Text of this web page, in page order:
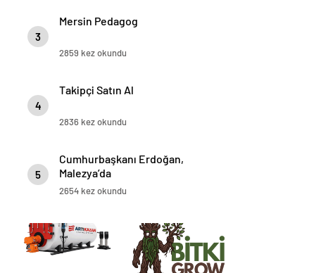
3
Mersin Pedagog
2859 kez okundu
4
Takipçi Satın Al
2836 kez okundu
5
Cumhurbaşkanı Erdoğan,
Malezya’da
2654 kez okundu